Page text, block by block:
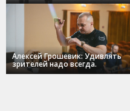
Алексей Грошевик: Удивлять
зрителей надо всегда.